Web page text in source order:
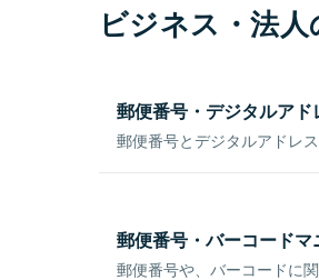
ビジネス・法
郵便番号・デジタルアド
郵便番号とデジタルアドレ
郵便番号・バーコードマ
郵便番号や、バーコードに